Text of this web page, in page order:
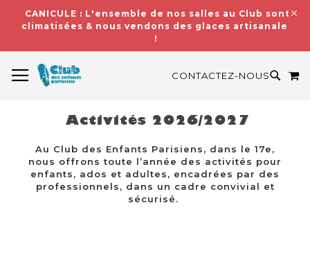
CANICULE : L'ensemble de nos salles au Club sont
climatisées & nous vendons des glaces artisanales
!
CONTACTEZ-NOUS
Activités 2026/2027
Au Club des Enfants Parisiens, dans le 17e,
nous offrons toute l’année des activités pour
enfants, ados et adultes, encadrées par des
professionnels, dans un cadre convivial et
sécurisé.